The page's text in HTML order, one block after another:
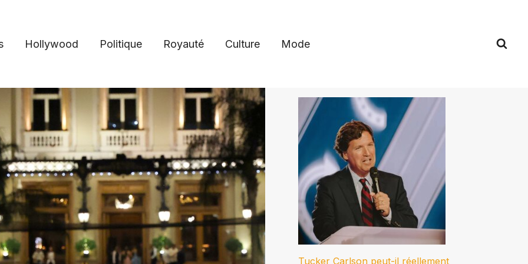
Hollywood Politique Royauté Culture Mode
Tucker Carlson peut-il réellement